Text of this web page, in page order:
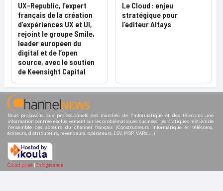
UX-Republic, l’expert
français de la création
d’expériences UX et UI,
rejoint le groupe Smile,
leader européen du
digital et de l’open
source, avec le soutien
de Keensight Capital
Le Cloud : enjeu
stratégique pour
l’éditeur Altays
Nous proposons aux professionnels des marchés de l'informatique et des télécoms une
information centrée exclusivement sur les problématiques business, les pratiques métiers de
l'ensemble des acteurs du channel français (Constructeurs informatique et télécoms,
éditeurs, distributeurs, revendeurs, opérateurs, ISV, MSP, VARs,...)
Cloud privé | Infogérance